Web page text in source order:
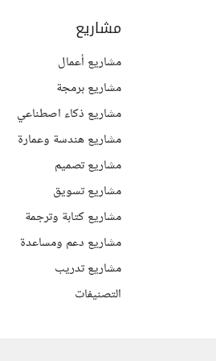
مشاريع
مشاريع أعمال
مشاريع برمجة
مشاريع ذكاء اصطناعي
مشاريع هندسة وعمارة
مشاريع تصميم
مشاريع تسويق
مشاريع كتابة وترجمة
مشاريع دعم ومساعدة
مشاريع تدريب
التصنيفات